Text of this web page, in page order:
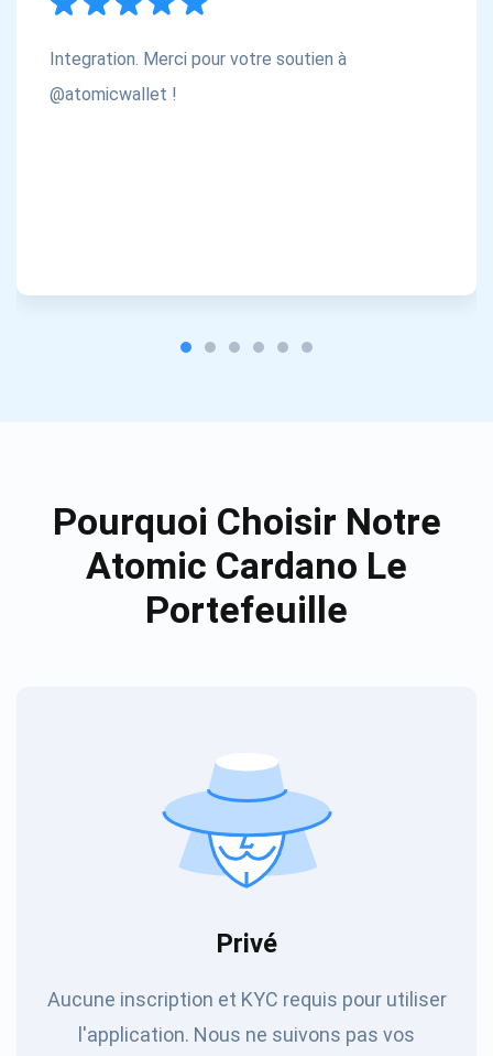
Integration. Merci pour votre soutien à
@atomicwallet !
Pourquoi Choisir Notre
Atomic Cardano Le
Portefeuille
Privé
Aucune inscription et KYC requis pour utiliser
l'application. Nous ne suivons pas vos